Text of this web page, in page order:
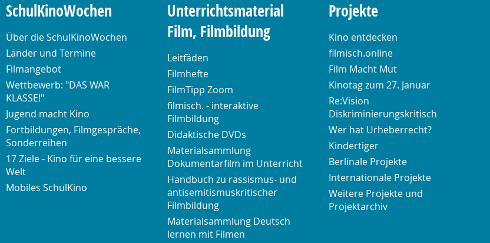
SchulKinoWochen
Über die SchulKinoWochen
Länder und Termine
Filmangebot
Wettbewerb: "DAS WAR
KLASSE!"
Jugend macht Kino
Fortbildungen, Filmgespräche,
Sonderreihen
17 Ziele - Kino für eine bessere
Welt
Mobiles SchulKino
Unterrichtsmaterial
Film, Filmbildung
Leitfäden
Filmhefte
FilmTipp Zoom
filmisch. - interaktive
Filmbildung
Didaktische DVDs
Materialsammlung
Dokumentarfilm im Unterricht
Handbuch zu rassismus- und
antisemitismuskritischer
Filmbildung
Materialsammlung Deutsch
lernen mit Filmen
Projekte
Kino entdecken
filmisch.online
Film Macht Mut
Kinotag zum 27. Januar
Re:Vision
Diskriminierungskritisch
Wer hat Urheberrecht?
Kindertiger
Berlinale Projekte
Internationale Projekte
Weitere Projekte und
Projektarchiv